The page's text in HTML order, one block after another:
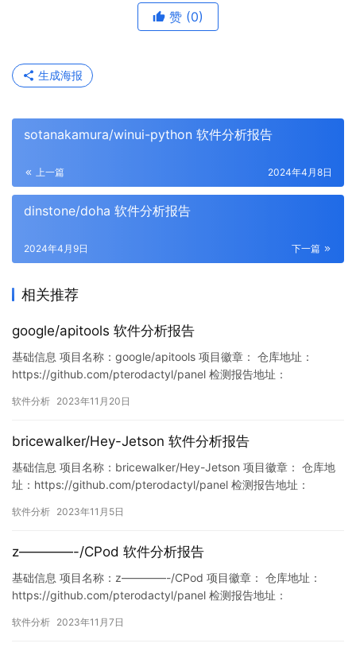
赞 (0)
生成海报
sotanakamura/winui-python 软件分析报告
上一篇 2024年4月8日
dinstone/doha 软件分析报告
下一篇
2024年4月9日
相关推荐
google/apitools 软件分析报告
基础信息 项目名称：google/apitools 项目徽章： 仓库地址：
https://github.com/pterodactyl/panel 检测报告地址：
2560/1726379126897463296 此报告由Murphysec提供 漏洞…
软件分析 2023年11月20日
bricewalker/Hey-Jetson 软件分析报告
基础信息 项目名称：bricewalker/Hey-Jetson 项目徽章： 仓库地
址：https://github.com/pterodactyl/panel 检测报告地址：
7376/1721010271773786112 此报告由Murphys…
软件分析 2023年11月5日
z————-/CPod 软件分析报告
基础信息 项目名称：z————-/CPod 项目徽章： 仓库地址：
https://github.com/pterodactyl/panel 检测报告地址：
57600/172169443509043609…
软件分析 2023年11月7日